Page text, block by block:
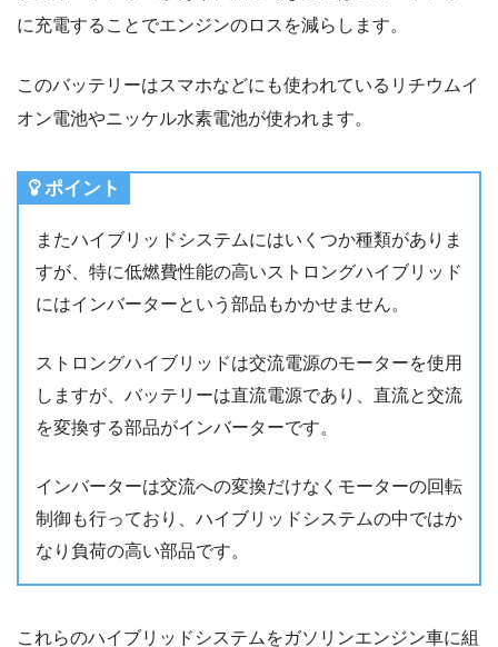
に充電することでエンジンのロスを減らします。
このバッテリーはスマホなどにも使われているリチウムイ
オン電池やニッケル水素電池が使われます。
ポイント
またハイブリッドシステムにはいくつか種類がありま
すが、特に低燃費性能の高いストロングハイブリッド
にはインバーターという部品もかかせません。
ストロングハイブリッドは交流電源のモーターを使用
しますが、バッテリーは直流電源であり、直流と交流
を変換する部品がインバーターです。
インバーターは交流への変換だけなくモーターの回転
制御も行っており、ハイブリッドシステムの中ではか
なり負荷の高い部品です。
これらのハイブリッドシステムをガソリンエンジン車に組